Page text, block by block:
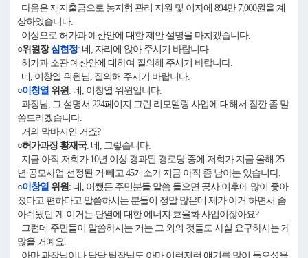
다음은 재지출금으로 농지형 관리 지원 및 이자에 894만 7,000원을 계
상하였습니다.
이상으로 허가과 예산안에 대한 제안 설명을 마치겠습니다.
○위원장심현정: 네, 자리에 앉아 주시기 바랍니다.
허가과 소관 예산안에 대하여 질의해 주시기 바랍니다.
네, 이창열 위원님, 질의해 주시기 바랍니다.
○이창열 위원: 네, 이창열 위원입니다.
과장님, 그 설명서 224페이지 그린 리모델링 사업에 대해서 잠깐 좀 말
씀드리겠습니다.
거의 막바지인 거죠?
○허가과장 황재국: 네, 그렇습니다.
지금 아직 저희가 10년 이상 경과된 경로당 중에 저희가 지금 올해 25
년 공모사업 선정된 거 빼고 45개소가 지금 아직 좀 남아는 있습니다.
○이창열 위원: 네, 어쨌든 주민분들 말씀 들으면 공사 이후에 많이 좋아
졌다고 편하다고 말씀하시는 분들이 정말 많은데 제가 이거 하면서 좀
아쉬웠던 게 이거는 단열에 대한 에너지 효율화 사업이잖아요?
그런데 주민들이 말씀하시는 거는 그 외의 것들도 사실 요구하시는 게
많을 거예요.
아마 과장님이나 담당 팀장님도 아마 이런저런 얘기를 많이 들으셨을